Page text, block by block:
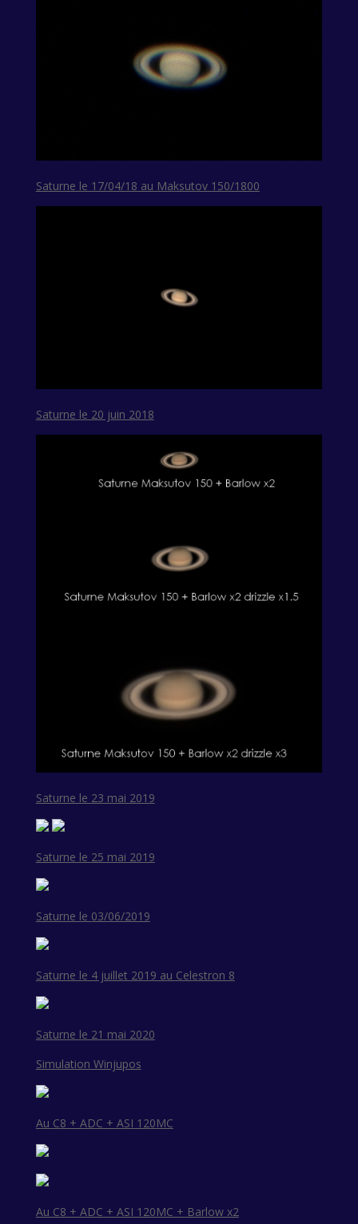
Saturne le 17/04/18 au Maksutov 150/1800
Saturne le 20 juin 2018
Saturne le 23 mai 2019
Saturne le 25 mai 2019
Saturne le 03/06/2019
Saturne le 4 juillet 2019 au Celestron 8
Saturne le 21 mai 2020
Simulation Winjupos
Au C8 + ADC + ASI 120MC
Au C8 + ADC + ASI 120MC + Barlow x2